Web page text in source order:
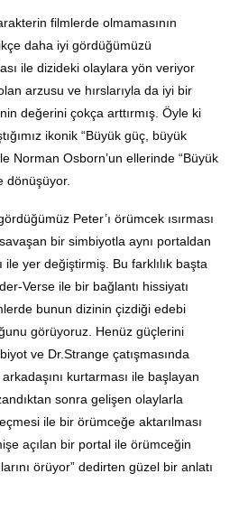
filmlerde olmamasının
daha iyi gördüğümüzü
ile dizideki olaylara yön veriyor
arzusu ve hırslarıyla da iyi bir
değerini çokça arttırmış. Öyle ki
ikonik “Büyük güç, büyük
Norman Osborn’un ellerinde “Büyük
dönüşüyor.
Peter’ı örümcek ısırması
bir simbiyotla aynı portaldan
ile yer değiştirmiş. Bu farklılık başta
Verse ile bir bağlantı hissiyatı
bunun dizinin çizdiği edebi
görüyoruz. Henüz güçlerini
ve Dr.Strange çatışmasında
kurtarması ile başlayan
sonra gelişen olaylarla
ile bir örümceğe aktarılması
açılan bir portal ile örümceğin
örüyor” dedirten güzel bir anlatı